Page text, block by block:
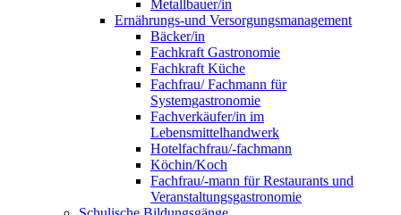
Metallbauer/in
Ernährungs-und Versorgungsmanagement
Bäcker/in
Fachkraft Gastronomie
Fachkraft Küche
Fachfrau/ Fachmann für
Systemgastronomie
Fachverkäufer/in im
Lebensmittelhandwerk
Hotelfachfrau/-fachmann
Köchin/Koch
Fachfrau/-mann für Restaurants und
Veranstaltungsgastronomie